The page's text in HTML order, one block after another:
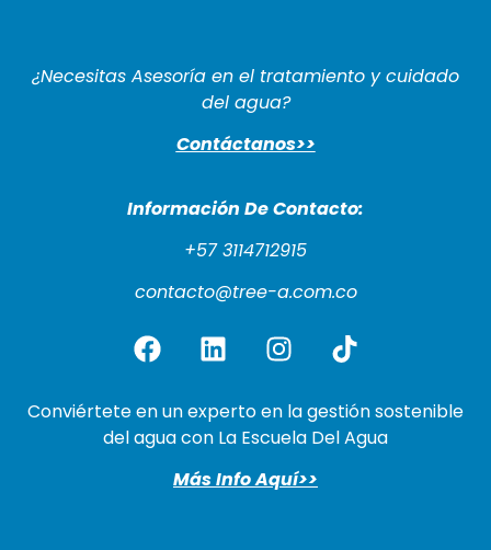
¿Necesitas Asesoría en el tratamiento y cuidado
del agua?
Contáctanos>>
Información De Contacto:
+57 3114712915
contacto@tree-a.com.co
Conviértete en un experto en la gestión sostenible
del agua con La Escuela Del Agua
Más Info Aquí>>